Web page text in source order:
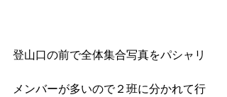
登山口の前で全体集合写真をパシャリ
メンバーが多いので２班に分かれて行